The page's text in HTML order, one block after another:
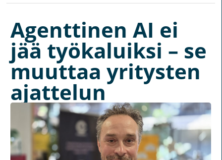
Agenttinen AI ei
jää työkaluiksi – se
muuttaa yritysten
ajattelun